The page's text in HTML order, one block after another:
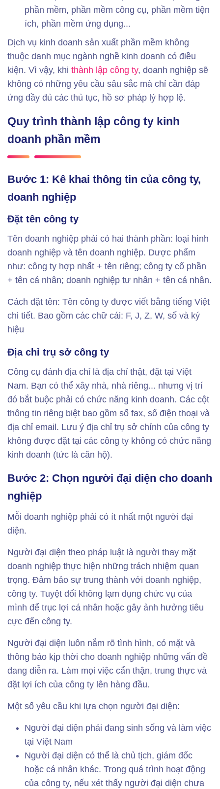
phần mềm, phần mềm công cụ, phần mềm tiện
ích, phần mềm ứng dụng...
Dịch vụ kinh doanh sản xuất phần mềm không
thuộc danh mục ngành nghề kinh doanh có điều
kiện. Vì vậy, khi thành lập công ty, doanh nghiệp sẽ
không có những yêu cầu sâu sắc mà chỉ cần đáp
ứng đầy đủ các thủ tục, hồ sơ pháp lý hợp lệ.
Quy trình thành lập công ty kinh
doanh phần mềm
Bước 1: Kê khai thông tin của công ty,
doanh nghiệp
Đặt tên công ty
Tên doanh nghiệp phải có hai thành phần: loại hình
doanh nghiệp và tên doanh nghiệp. Dược phẩm
như: công ty hợp nhất + tên riêng; công ty cổ phần
+ tên cá nhân; doanh nghiệp tư nhân + tên cá nhân.
Cách đặt tên: Tên công ty được viết bằng tiếng Việt
chi tiết. Bao gồm các chữ cái: F, J, Z, W, số và ký
hiệu
Địa chỉ trụ sở công ty
Công cụ đánh địa chỉ là địa chỉ thật, đặt tại Việt
Nam. Bạn có thể xây nhà, nhà riêng... nhưng vị trí
đó bắt buộc phải có chức năng kinh doanh. Các cột
thông tin riêng biệt bao gồm số fax, số điện thoại và
địa chỉ email. Lưu ý địa chỉ trụ sở chính của công ty
không được đặt tại các công ty không có chức năng
kinh doanh (tức là căn hộ).
Bước 2: Chọn người đại diện cho doanh
nghiệp
Mỗi doanh nghiệp phải có ít nhất một người đại
diện.
Người đại diện theo pháp luật là người thay mặt
doanh nghiệp thực hiện những trách nhiệm quan
trọng. Đảm bảo sự trung thành với doanh nghiệp,
công ty. Tuyệt đối không lạm dụng chức vụ của
mình để trục lợi cá nhân hoặc gây ảnh hưởng tiêu
cực đến công ty.
Người đại diện luôn nắm rõ tình hình, có mặt và
thông báo kịp thời cho doanh nghiệp những vấn đề
đang diễn ra. Làm mọi việc cẩn thận, trung thực và
đặt lợi ích của công ty lên hàng đầu.
Một số yêu cầu khi lựa chọn người đại diện:
Người đại diện phải đang sinh sống và làm việc
tại Việt Nam
Người đại diện có thể là chủ tịch, giám đốc
hoặc cá nhân khác. Trong quá trình hoạt động
của công ty, nếu xét thấy người đại diện chưa